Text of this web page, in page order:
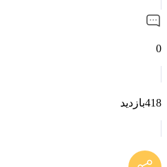
0
418بازدید